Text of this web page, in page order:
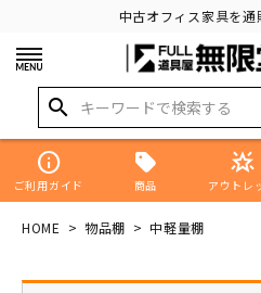
中古オフィス家具を
search
info
ご利用ガイド 商品
star_shine
アウトレ
HOME 物品棚 中軽量棚